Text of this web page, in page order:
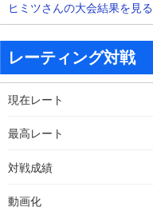
ヒミツさんの大会結果を見る
レーティング対戦
現在レート
最高レート
対戦成績
動画化